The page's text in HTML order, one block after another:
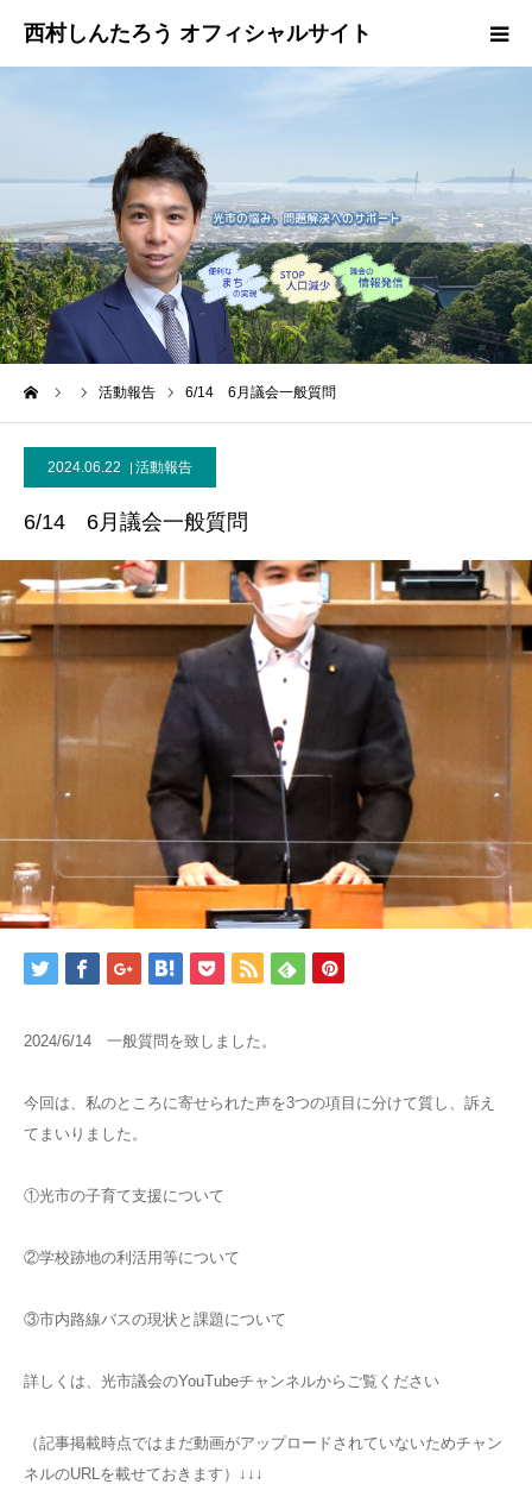
活動報告 6/14 6月議会一般質問
2024.06.22 活動報告
6/14 6月議会一般質問
2024/6/14 一般質問を致しました。
今回は、私のところに寄せられた声を3つの項目に分けて質し、訴え
てまいりました。
①光市の子育て支援について
②学校跡地の利活用等について
③市内路線バスの現状と課題について
詳しくは、光市議会のYouTubeチャンネルからご覧ください
（記事掲載時点ではまだ動画がアップロードされていないためチャン
ネルのURLを載せておきます）↓↓↓
プロフィール
政策・ビジョン
お問い合わせ